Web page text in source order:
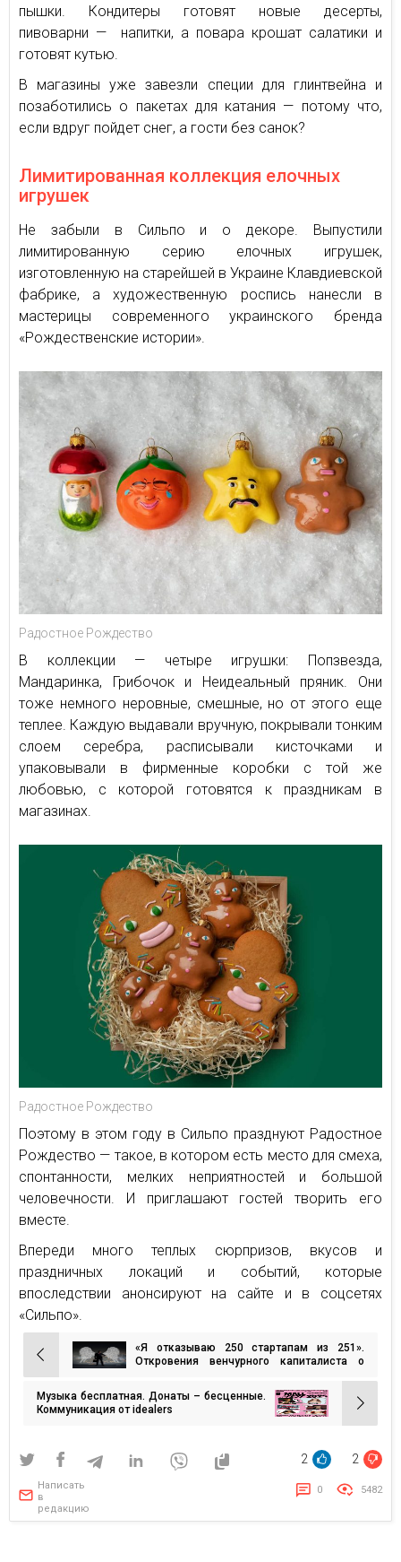
пышки. Кондитеры готовят новые десерты,
пивоварни — напитки, а повара крошат салатики и
готовят кутью.
В магазины уже завезли специи для глинтвейна и
позаботились о пакетах для катания — потому что,
если вдруг пойдет снег, а гости без санок?
Лимитированная коллекция елочных
игрушек
Не забыли в Сильпо и о декоре. Выпустили
лимитированную серию елочных игрушек,
изготовленную на старейшей в Украине Клавдиевской
фабрике, а художественную роспись нанесли в
мастерицы современного украинского бренда
«Рождественские истории».
Радостное Рождество
В коллекции — четыре игрушки: Попзвезда,
Мандаринка, Грибочок и Неидеальный пряник. Они
тоже немного неровные, смешные, но от этого еще
теплее. Каждую выдавали вручную, покрывали тонким
слоем серебра, расписывали кисточками и
упаковывали в фирменные коробки с той же
любовью, с которой готовятся к праздникам в
магазинах.
Радостное Рождество
Поэтому в этом году в Сильпо празднуют Радостное
Рождество — такое, в котором есть место для смеха,
спонтанности, мелких неприятностей и большой
человечности. И приглашают гостей творить его
вместе.
Впереди много теплых сюрпризов, вкусов и
праздничных локаций и событий, которые
впоследствии анонсируют на сайте и в соцсетях
«Сильпо».
Навигация
по
записям
«Я отказываю 250 стартапам из 251».
Откровения венчурного капиталиста о
Музыка бесплатная. Донаты – бесценные.
Коммуникация от idealers
2 2
Написать
в
редакцию
0 5482